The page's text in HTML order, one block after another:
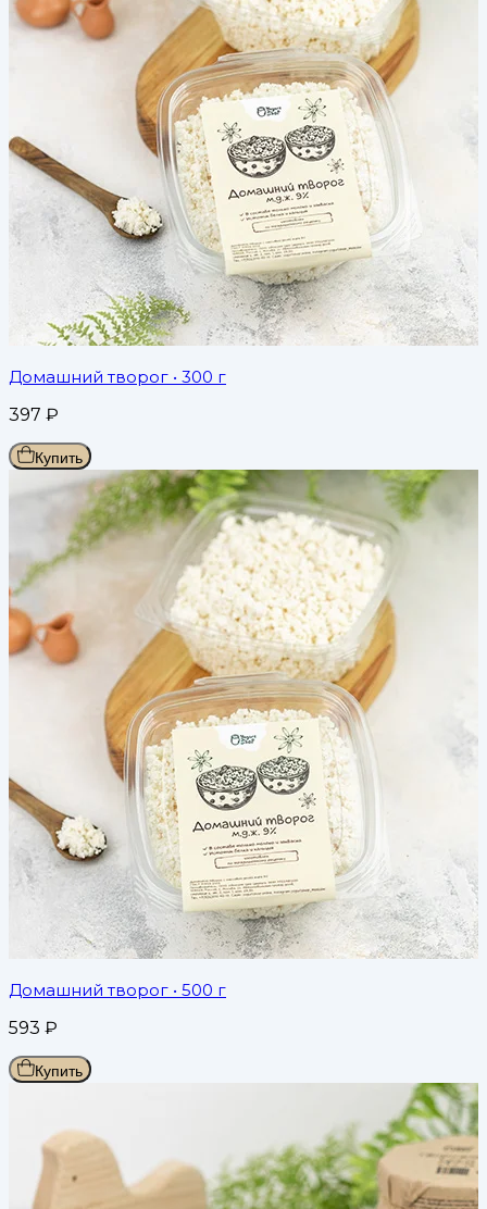
Домашний творог • 300 г
397 ₽
Купить
Домашний творог • 500 г
593 ₽
Купить